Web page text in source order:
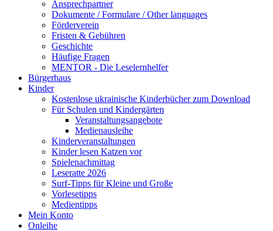
Ansprechpartner
Dokumente / Formulare / Other languages
Förderverein
Fristen & Gebühren
Geschichte
Häufige Fragen
MENTOR - Die Leselernhelfer
Bürgerhaus
Kinder
Kostenlose ukrainische Kinderbücher zum Download
Für Schulen und Kindergärten
Veranstaltungsangebote
Medienausleihe
Kinderveranstaltungen
Kinder lesen Katzen vor
Spielenachmittag
Leseratte 2026
Surf-Tipps für Kleine und Große
Vorlesetipps
Medientipps
Mein Konto
Onleihe